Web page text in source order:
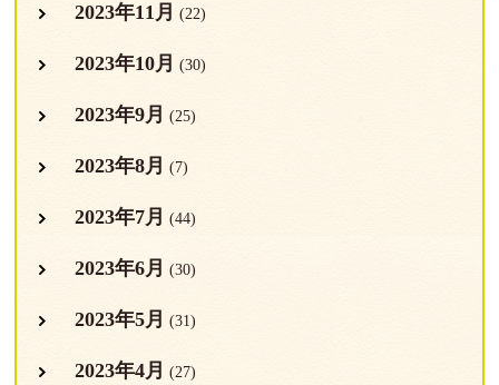
2023年11月 (22)
2023年10月 (30)
2023年9月 (25)
2023年8月 (7)
2023年7月 (44)
2023年6月 (30)
2023年5月 (31)
2023年4月 (27)